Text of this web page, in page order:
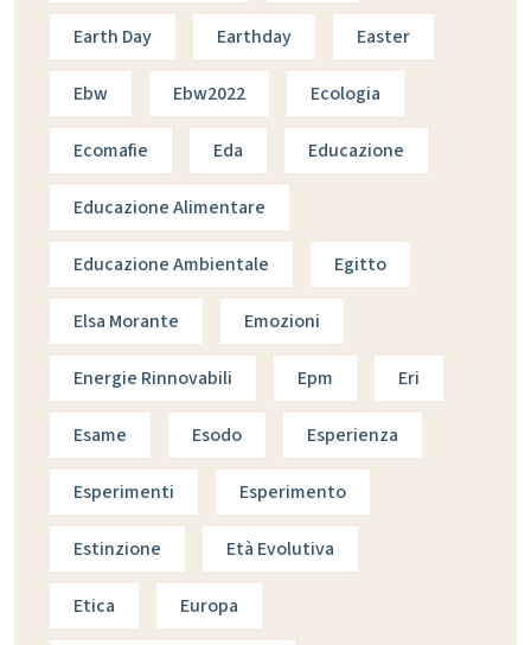
Earth Day Earthday Easter
Ebw Ebw2022 Ecologia
Ecomafie Eda Educazione
Educazione Alimentare
Educazione Ambientale Egitto
Elsa Morante Emozioni
Energie Rinnovabili Epm Eri
Esame Esodo Esperienza
Esperimenti Esperimento
Estinzione Età Evolutiva
Etica Europa